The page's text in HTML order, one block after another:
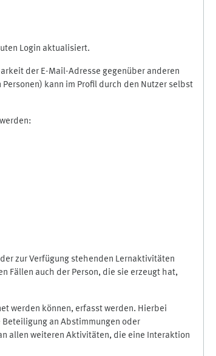
Login aktualisiert.
der E-Mail-Adresse gegenüber anderen
kann im Profil durch den Nutzer selbst
zur Verfügung stehenden Lernaktivitäten
Fällen auch der Person, die sie erzeugt hat,
werden können, erfasst werden. Hierbei
an Abstimmungen oder
allen weiteren Aktivitäten, die eine Interaktion